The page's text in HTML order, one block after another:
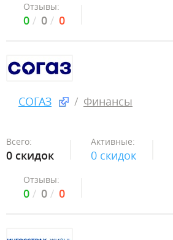
Отзывы:
0 0 0
СОГАЗ Финансы
Всего:
0 скидок
Активные:
0 скидок
Отзывы:
0 0 0